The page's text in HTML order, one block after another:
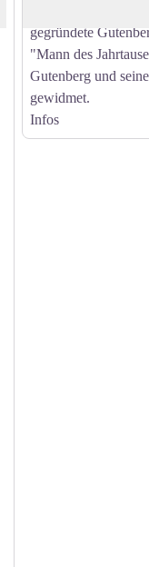
gegründete
"Mann des
Gutenberg und
gewidmet.
Infos